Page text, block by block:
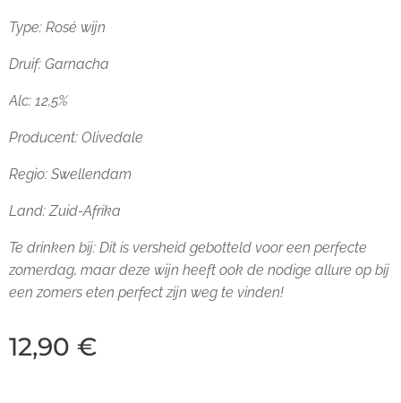
Type: Rosé wijn
Druif: Garnacha
Alc: 12,5%
Producent: Olivedale
Regio: Swellendam
Land: Zuid-Afrika
Te drinken bij: Dit is versheid gebotteld voor een perfecte
zomerdag, maar deze wijn heeft ook de nodige allure op bij
een zomers eten perfect zijn weg te vinden!
12,90 €